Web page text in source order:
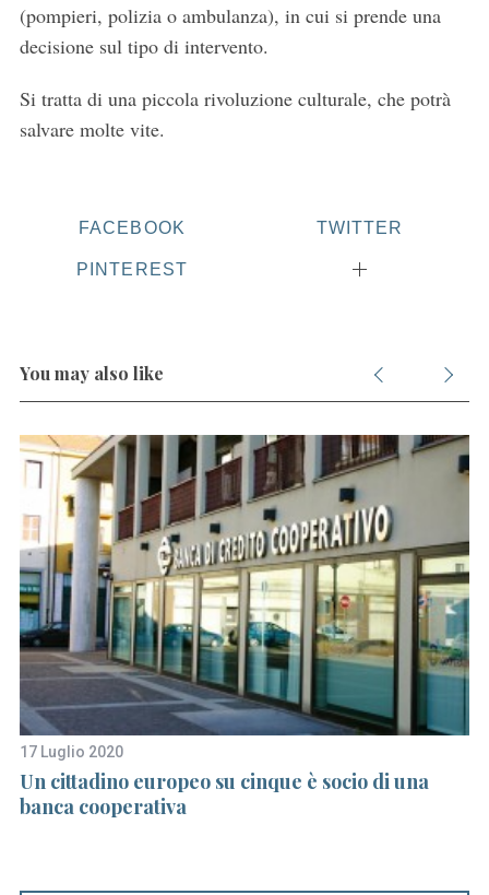
(pompieri, polizia o ambulanza), in cui si prende una
decisione sul tipo di intervento.
Si tratta di una piccola rivoluzione culturale, che potrà
salvare molte vite.
FACEBOOK TWITTER
PINTEREST
You may also like
17 Luglio 2020
Un cittadino europeo su cinque è socio di una
banca cooperativa
S
r
h
f